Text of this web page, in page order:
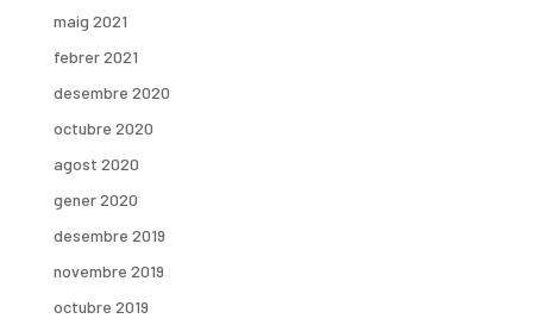
maig 2021
febrer 2021
desembre 2020
octubre 2020
agost 2020
gener 2020
desembre 2019
novembre 2019
octubre 2019